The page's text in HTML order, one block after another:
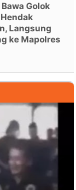
Golok
Langsung
ke Mapolres